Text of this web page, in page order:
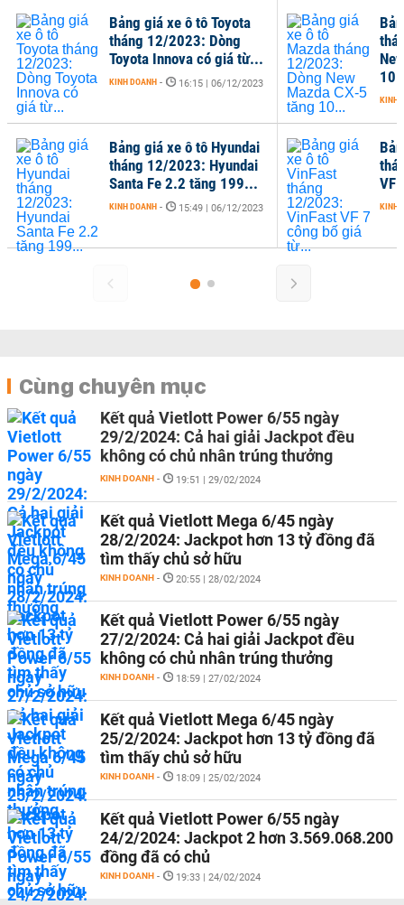
Bảng giá xe ô tô Toyota
tháng 12/2023: Dòng
Toyota Innova có giá từ...
KINH DOANH - 16:15 | 06/12/2023
Bảng giá xe ô tô Hyundai
tháng 12/2023: Hyundai
Santa Fe 2.2 tăng 199...
KINH DOANH - 15:49 | 06/12/2023
KINH
VF
KINH
Cùng chuyên mục
Kết quả Vietlott Power 6/55 ngày
29/2/2024: Cả hai giải Jackpot đều
không có chủ nhân trúng thưởng
KINH DOANH - 19:51 | 29/02/2024
Kết quả Vietlott Mega 6/45 ngày
28/2/2024: Jackpot hơn 13 tỷ đồng đã
tìm thấy chủ sở hữu
KINH DOANH - 20:55 | 28/02/2024
Kết quả Vietlott Power 6/55 ngày
27/2/2024: Cả hai giải Jackpot đều
không có chủ nhân trúng thưởng
KINH DOANH - 18:59 | 27/02/2024
Kết quả Vietlott Mega 6/45 ngày
25/2/2024: Jackpot hơn 13 tỷ đồng đã
tìm thấy chủ sở hữu
KINH DOANH - 18:09 | 25/02/2024
Kết quả Vietlott Power 6/55 ngày
24/2/2024: Jackpot 2 hơn 3.569.068.200
đồng đã có chủ
KINH DOANH - 19:33 | 24/02/2024